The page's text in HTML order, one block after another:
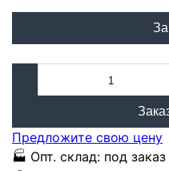
Предложите свою цену
🏭 Опт. склад: под заказ